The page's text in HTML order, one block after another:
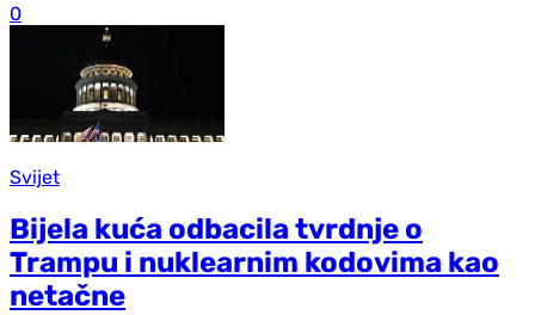
0
Svijet
Bijela kuća odbacila tvrdnje o
Trampu i nuklearnim kodovima kao
netačne